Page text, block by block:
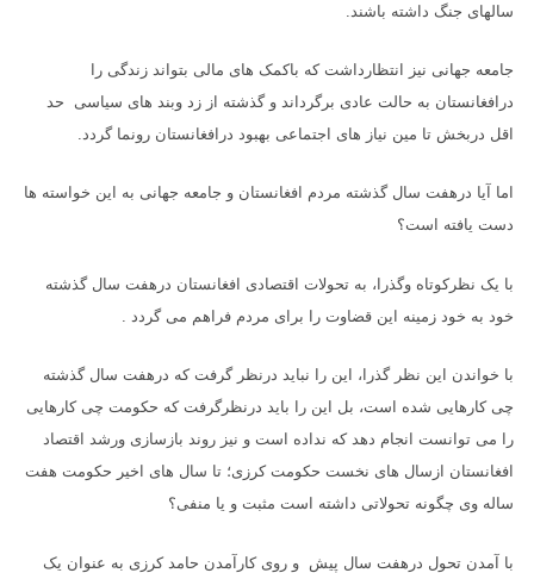
سالهای جنگ داشته باشند.
جامعه جهانی نیز انتظارداشت که باکمک های مالی بتواند زندگی را
درافغانستان به حالت عادی برگرداند و گذشته از زد وبند های سیاسی حد
اقل دربخش تا مین نیاز های اجتماعی بهبود درافغانستان رونما گردد.
اما آیا درهفت سال گذشته مردم افغانستان و جامعه جهانی به این خواسته ها
دست یافته است؟
با یک نظرکوتاه وگذرا، به تحولات اقتصادی افغانستان درهفت سال گذشته
خود به خود زمینه این قضاوت را برای مردم فراهم می گردد .
با خواندن این نظر گذرا، این را نباید درنظر گرفت که درهفت سال گذشته
چی کارهایی شده است، بل این را باید درنظرگرفت که حکومت چی کارهایی
را می توانست انجام دهد که نداده است و نیز روند بازسازی ورشد اقتصاد
افغانستان ازسال های نخست حکومت کرزی؛ تا سال های اخیر حکومت هفت
ساله وی چگونه تحولاتی داشته است مثبت و یا منفی؟
با آمدن تحول درهفت سال پیش و روی کارآمدن حامد کرزی به عنوان یک